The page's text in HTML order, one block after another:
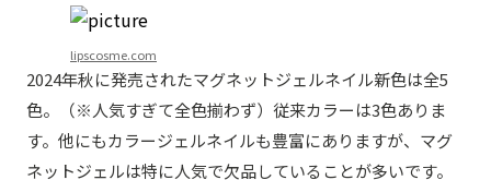
lipscosme.com
2024年秋に発売されたマグネットジェルネイル新色は全5
色。（※人気すぎて全色揃わず）従来カラーは3色ありま
す。他にもカラージェルネイルも豊富にありますが、マグ
ネットジェルは特に人気で欠品していることが多いです。